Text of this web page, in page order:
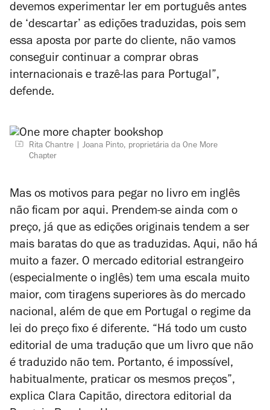
devemos experimentar ler em português antes
de ‘descartar’ as edições traduzidas, pois sem
essa aposta por parte do cliente, não vamos
conseguir continuar a comprar obras
internacionais e trazê-las para Portugal”,
defende.
Rita Chantre
Joana Pinto, proprietária da One More
Chapter
Mas os motivos para pegar no livro em inglês
não ficam por aqui. Prendem-se ainda com o
preço, já que as edições originais tendem a ser
mais baratas do que as traduzidas. Aqui, não há
muito a fazer. O mercado editorial estrangeiro
(especialmente o inglês) tem uma escala muito
maior, com tiragens superiores às do mercado
nacional, além de que em Portugal o regime da
lei do preço fixo é diferente. “Há todo um custo
editorial de uma tradução que um livro que não
é traduzido não tem. Portanto, é impossível,
habitualmente, praticar os mesmos preços”,
explica Clara Capitão, directora editorial da